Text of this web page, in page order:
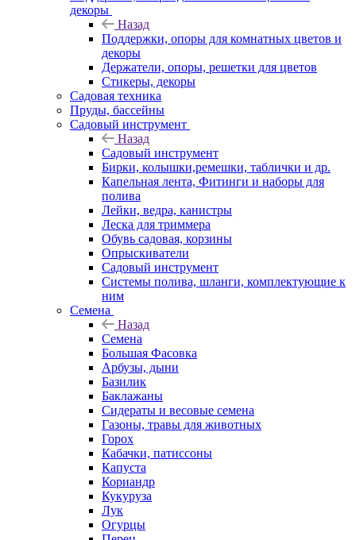
декоры
Назад
Поддержки, опоры для комнатных цветов и
декоры
Держатели, опоры, решетки для цветов
Стикеры, декоры
Садовая техника
Пруды, бассейны
Садовый инструмент
Назад
Садовый инструмент
Бирки, колышки,ремешки, таблички и др.
Капельная лента, Фитинги и наборы для
полива
Лейки, ведра, канистры
Леска для триммера
Обувь садовая, корзины
Опрыскиватели
Садовый инструмент
Системы полива, шланги, комплектующие к
ним
Семена
Назад
Семена
Большая Фасовка
Арбузы, дыни
Базилик
Баклажаны
Сидераты и весовые семена
Газоны, травы для животных
Горох
Кабачки, патиссоны
Капуста
Кориандр
Кукуруза
Лук
Огурцы